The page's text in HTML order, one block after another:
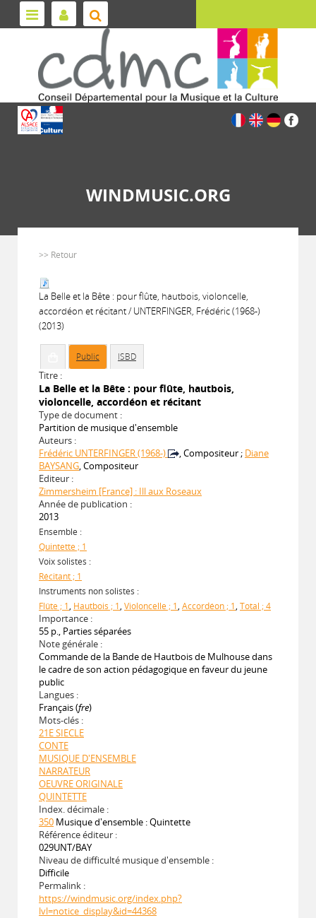
WINDMUSIC.ORG
>> Retour
La Belle et la Bête : pour flûte, hautbois, violoncelle,
accordéon et récitant / UNTERFINGER, Frédéric (1968-)
(2013)
Public ISBD
Titre :
La Belle et la Bête : pour flûte, hautbois,
violoncelle, accordéon et récitant
Type de document :
Partition de musique d'ensemble
Auteurs :
Frédéric UNTERFINGER (1968-)
, Compositeur ; Diane
BAYSANG, Compositeur
Editeur :
Zimmersheim [France] : Ill aux Roseaux
Année de publication :
2013
Ensemble :
Quintette ; 1
Voix solistes :
Récitant ; 1
Instruments non solistes :
Flûte ; 1, Hautbois ; 1, Violoncelle ; 1, Accordéon ; 1, Total ; 4
Importance :
55 p., Parties séparées
Note générale :
Commande de la Bande de Hautbois de Mulhouse dans
le cadre de son action pédagogique en faveur du jeune
public
Langues :
Français (fre)
Mots-clés :
21E SIECLE
CONTE
MUSIQUE D'ENSEMBLE
NARRATEUR
OEUVRE ORIGINALE
QUINTETTE
Index. décimale :
350 Musique d'ensemble : Quintette
Référence éditeur :
029UNT/BAY
Niveau de difficulté musique d'ensemble :
Difficile
Permalink :
https://windmusic.org/index.php?
lvl=notice_display&id=44368